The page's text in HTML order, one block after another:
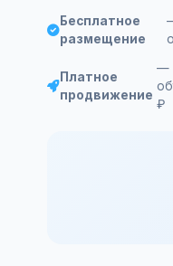
Бесплатное
размещение
Платное
продвижение
—
₽